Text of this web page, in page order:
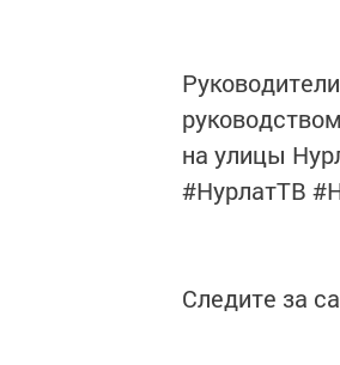
на улицы
#НурлатТВ
Следите за